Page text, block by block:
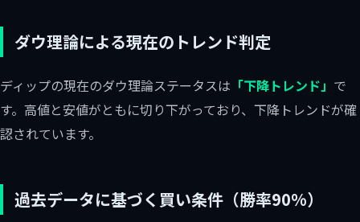
ダウ理論による現在のトレンド判定
ディップの現在のダウ理論ステータスは 「下降トレンド」 で
す。高値と安値がともに切り下がっており、下降トレンドが確
認されています。
過去データに基づく買い条件（勝率90%）